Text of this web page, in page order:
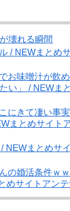
壊れる瞬間
/ NEWまとめ
お味噌汁が飲め
い」 / NEWま
にきて凄い事
まとめサイト
NEWまとめサ
の婚活条件ｗ
サイトアンテ